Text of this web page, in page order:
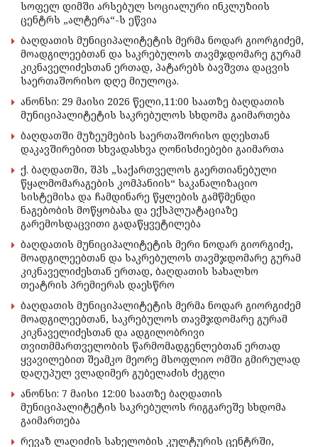
სოფელ დიმში არსებულ სოციალური ინკლუზიის
ცენტრს „ალტერა“-ს ეწვია
ბაღდათის მუნიციპალიტეტის მერმა ნოდარ გიორგიძემ,
მოადგილეებთან და საკრებულოს თავმჯდომარე გურამ
კიკნაველიძესთან ერთად, პატარებს ბავშვთა დაცვის
საერთაშორისო დღე მიულოცა.
ანონსი: 29 მაისი 2026 წელი,11:00 საათზე ბაღდათის
მუნიციპალიტეტის საკრებულოს სხდომა გაიმართება
ბაღდათში მუზეუმების საერთაშორისო დღესთან
დაკავშირებით სხვადასხვა ღონისძიებები გაიმართა
ქ. ბაღდათში, შპს „საქართველოს გაერთიანებული
წყალმომარაგების კომპანიის“ საკანალიზაციო
სისტემისა და ჩამდინარე წყლების გამწმენდი
ნაგებობის მოწყობასა და ექსპლუატაციაზე
გარემოსდაცვითი გადაწყვეტილება
ბაღდათის მუნიციპალიტეტის მერი ნოდარ გიორგიძე,
მოადგილეებთან და საკრებულოს თავმჯდომარე გურამ
კიკნაველიძესთან ერთად, ბაღდათის სახალხო
თეატრის პრემიერას დაესწრო
ბაღდათის მუნიციპალიტეტის მერმა ნოდარ გიორგიძემ
მოადგილეებთან, საკრებულოს თავმჯდომარე გურამ
კიკნაველიძესთან და ადგილობრივი
თვითმმართველობის წარმომადგენლებთან ერთად
ყვავილებით შეამკო მეორე მსოფლიო ომში გმირულად
დაღუპულ ვლადიმერ გუბელაძის ძეგლი
ანონსი: 7 მაისი 12:00 საათზე ბაღდათის
მუნიციპალიტეტის საკრებულოს რიგგარეშე სხდომა
გაიმართება
რევაზ ლაღიძის სახელობის კულტურის ცენტრში,